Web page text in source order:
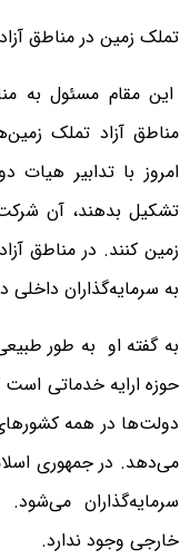
تملک زمین در مناطق
این مقام مسئول به
مناطق آزاد تملک
امروز با تدابیر هیات
تشکیل بدهند، آن
زمین کنند. در مناطق
به سرمایه‌گذاران
به گفته او به طور
حوزه ارایه خدماتی
دولت‌ها در همه
می‌دهد. در جمهوری
سرمایه‌گذاران
خارجی وجود ندارد.